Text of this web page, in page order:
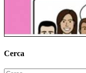
Cerca